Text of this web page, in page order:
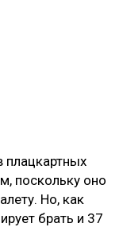
плацкартных
поскольку оно
Но, как
брать и 37